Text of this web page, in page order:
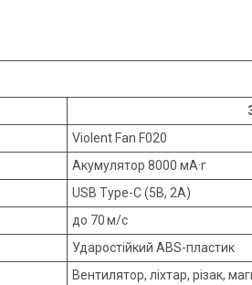
Violent Fan F020
Акумулятор 8000 мА·г
USB Type-C (5В, 2А)
до 70 м/с
Ударостійкий ABS-пластик
Вентилятор, ліхтар, різак,